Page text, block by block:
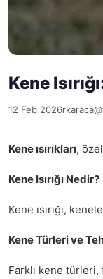
Kene
12 Feb 2026
Kene ısırıkları,
Kene Isırığı Nedir?
Kene ısırığı,
Kene Türleri ve
Farklı kene türleri,